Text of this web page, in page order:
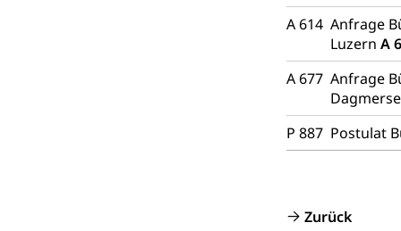
A 614 Anfrage
Luzern A
A 677 Anfrage
P 887 Postulat
Zurück
Zivilverfahren
Zivilrecht,
Betreibung
Schulden
Demokratie